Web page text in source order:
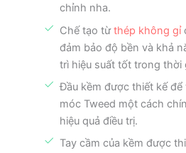
chỉnh nha.
Chế tạo từthép không gỉ
đảm bảo độ bền và khả
trì hiệu suất tốt trong thời
Đầu kềm được thiết kế để
móc Tweed một cách
hiệu quả điều trị.
Tay cầm của kềm được